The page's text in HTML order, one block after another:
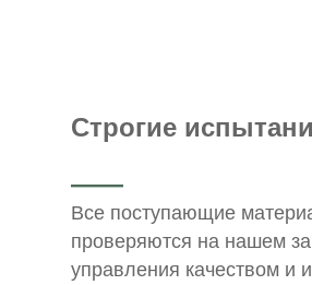
Строгие
——
Все поступающие
проверяются на нашем
управления качеством и